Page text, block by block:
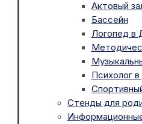
Актовый
Бассейн
Логопед в
Психолог
Стенды для